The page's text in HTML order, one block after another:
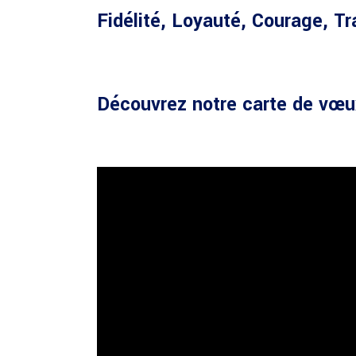
Fidélité, Loyauté, Courage,
Découvrez notre carte de